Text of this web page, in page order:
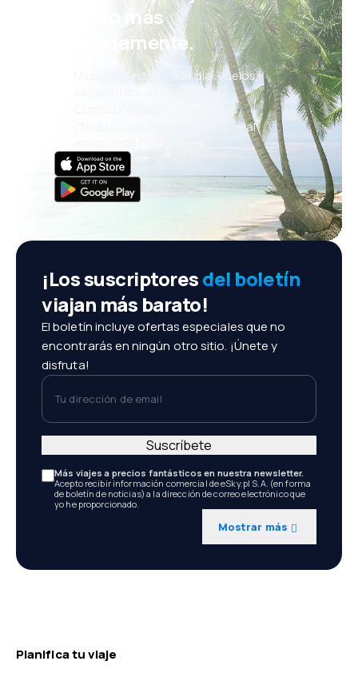
incluso más
cómodamente.
Nuevas ofertas cada día: vuelos,
vacaciones, escapadas
Cómoda gestión de reservas
¡Todo lo que importa, siempre al
¡Los suscriptoresdel boletín
viajan más barato!
El boletín incluye ofertas especiales que no
encontrarás en ningún otro sitio. ¡Únete y
disfruta!
Tu dirección de email
Más viajes a precios fantásticos en nuestra newsletter.
Acepto recibir información comercial de eSky.pl S.A. (en forma
de boletín de noticias) a la dirección de correo electrónico que
yo he proporcionado.
Mostrar más
Suscríbete
Planifica tu viaje